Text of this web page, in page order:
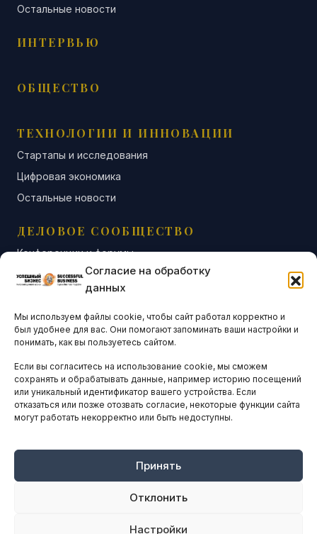
Согласие на обработку
данных
Мы используем файлы cookie, чтобы сайт работал корректно и
был удобнее для вас. Они помогают запоминать ваши настройки и
понимать, как вы пользуетесь сайтом.
Если вы согласитесь на использование cookie, мы сможем
сохранять и обрабатывать данные, например историю посещений
или уникальный идентификатор вашего устройства. Если
отказаться или позже отозвать согласие, некоторые функции сайта
могут работать некорректно или быть недоступны.
Принять
Отклонить
Настройки
Остальные новости
ИНТЕРВЬЮ
ОБЩЕСТВО
ТЕХНОЛОГИИ И ИННОВАЦИИ
Стартапы и исследования
Цифровая экономика
Остальные новости
ДЕЛОВОЕ СООБЩЕСТВО
Конференции и форумы
Бизнес-клубы и ассоциации
Остальные новости
АНАЛИТИКА И СТАТИСТИКА
ARTICLES IN ENGLISH
НАВИГАЦИЯ
Оплата онлайн